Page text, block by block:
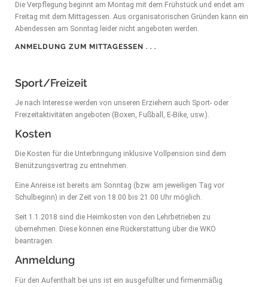
Die Verpflegung beginnt am Montag mit dem Frühstück und endet am
Freitag mit dem Mittagessen. Aus organisatorischen Gründen kann ein
Abendessen am Sonntag leider nicht angeboten werden.
ANMELDUNG ZUM MITTAGESSEN . . .
Sport/Freizeit
Je nach Interesse werden von unseren Erziehern auch Sport- oder
Freizeitaktivitäten angeboten (Boxen, Fußball, E-Bike, usw.).
Kosten
Die Kosten für die Unterbringung inklusive Vollpension sind dem
Benützungsvertrag zu entnehmen.
Eine Anreise ist bereits am Sonntag (bzw. am jeweiligen Tag vor
Schulbeginn) in der Zeit von 18.00 bis 21.00 Uhr möglich.
Seit 1.1.2018 sind die Heimkosten von den Lehrbetrieben zu
übernehmen. Diese können eine Rückerstattung über die WKO
beantragen.
Anmeldung
Für den Aufenthalt bei uns ist ein ausgefüllter und firmenmäßig